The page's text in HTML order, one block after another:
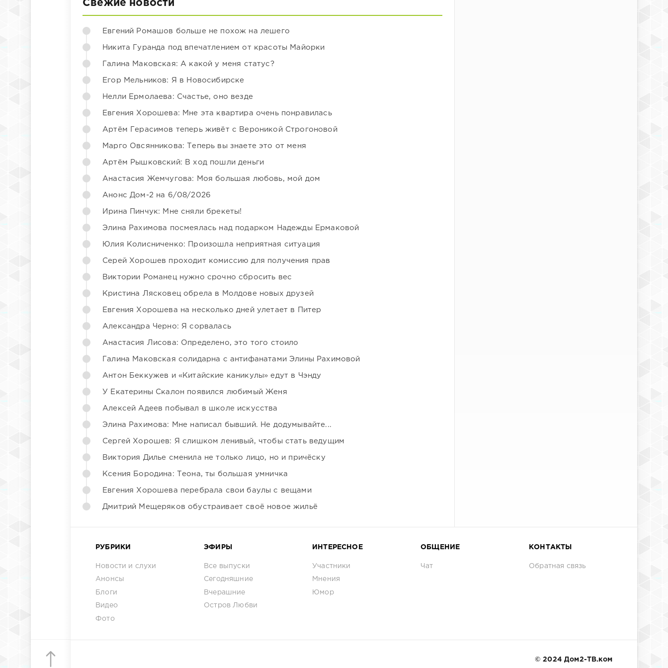
Свежие новости
Евгений Ромашов больше не похож на лешего
Никита Гуранда под впечатлением от красоты Майорки
Галина Маковская: А какой у меня статус?
Егор Мельников: Я в Новосибирске
Нелли Ермолаева: Счастье, оно везде
Евгения Хорошева: Мне эта квартира очень понравилась
Артём Герасимов теперь живёт с Вероникой Строгоновой
Марго Овсянникова: Теперь вы знаете это от меня
Артём Рышковский: В ход пошли деньги
Анастасия Жемчугова: Моя большая любовь, мой дом
Анонс Дом-2 на 6/08/2026
Ирина Пинчук: Мне сняли брекеты!
Элина Рахимова посмеялась над подарком Надежды Ермаковой
Юлия Колисниченко: Произошла неприятная ситуация
Серей Хорошев проходит комиссию для получения прав
Виктории Романец нужно срочно сбросить вес
Кристина Лясковец обрела в Молдове новых друзей
Евгения Хорошева на несколько дней улетает в Питер
Александра Черно: Я сорвалась
Анастасия Лисова: Определено, это того стоило
Галина Маковская солидарна с антифанатами Элины Рахимовой
Антон Беккужев и «Китайские каникулы» едут в Чэнду
У Екатерины Скалон появился любимый Женя
Алексей Адеев побывал в школе искусства
Элина Рахимова: Мне написал бывший. Не додумывайте...
Сергей Хорошев: Я слишком ленивый, чтобы стать ведущим
Виктория Дилье сменила не только лицо, но и причёску
Ксения Бородина: Теона, ты большая умничка
Евгения Хорошева перебрала свои баулы с вещами
Дмитрий Мещеряков обустраивает своё новое жильё
РУБРИКИ
Новости и слухи
Анонсы
Блоги
Видео
Фото
ЭФИРЫ
Все выпуски
Сегодняшние
Вчерашние
Остров Любви
ИНТЕРЕСНОЕ
Участники
Мнения
Юмор
ОБЩЕНИЕ
Чат
КОНТАКТЫ
Обратная связь
© 2024 Дом2-ТВ.ком